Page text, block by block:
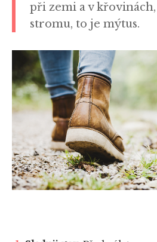
při zemi a v křovinách,
stromu, to je mýtus.